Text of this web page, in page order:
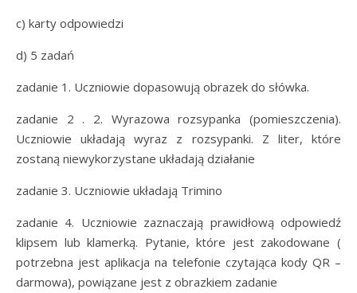
c) karty odpowiedzi
d) 5 zadań
zadanie 1. Uczniowie dopasowują obrazek do słówka.
zadanie 2 . 2. Wyrazowa rozsypanka (pomieszczenia).
Uczniowie układają wyraz z rozsypanki. Z liter, które
zostaną niewykorzystane układają działanie
zadanie 3. Uczniowie układają Trimino
zadanie 4. Uczniowie zaznaczają prawidłową odpowiedź
klipsem lub klamerką. Pytanie, które jest zakodowane (
potrzebna jest aplikacja na telefonie czytająca kody QR –
darmowa), powiązane jest z obrazkiem zadanie